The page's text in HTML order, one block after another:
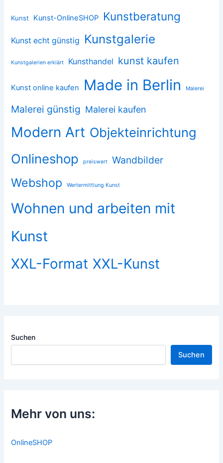
Kunst Kunst-OnlineSHOP Kunstberatung
Kunst echt günstig Kunstgalerie
Kunstgalerien erklärt Kunsthandel kunst kaufen
Kunst online kaufen Made in Berlin Malerei
Malerei günstig Malerei kaufen
Modern Art Objekteinrichtung
Onlineshop
preiswert Wandbilder
Webshop Wertermittlung Kunst
Wohnen und arbeiten mit
Kunst
XXL-Format XXL-Kunst
Suchen
Suchen
Mehr von uns:
OnlineSHOP